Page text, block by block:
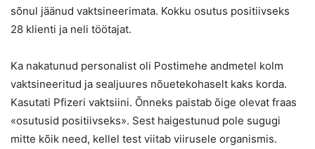
sõnul jäänud vaktsineerimata. Kokku osutus positiivseks
28 klienti ja neli töötajat.
Ka nakatunud personalist oli Postimehe andmetel kolm
vaktsineeritud ja sealjuures nõuetekohaselt kaks korda.
Kasutati Pfizeri vaktsiini. Õnneks paistab õige olevat fraas
«osutusid positiivseks». Sest haigestunud pole sugugi
mitte kõik need, kellel test viitab viirusele organismis.